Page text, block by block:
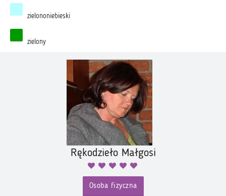
zielononiebieski
zielony
Rękodzieło Małgosi
Osoba fizyczna